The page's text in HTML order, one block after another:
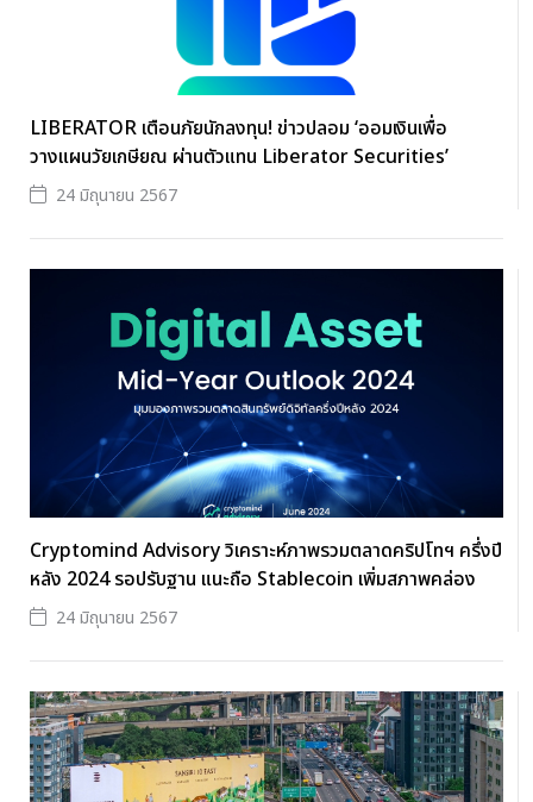
LIBERATOR เตือนภัยนักลงทุน! ข่าวปลอม ‘ออมเงินเพื่อ
วางแผนวัยเกษียณ ผ่านตัวแทน Liberator Securities’
24 มิถุนายน 2567
Cryptomind Advisory วิเคราะห์ภาพรวมตลาดคริปโทฯ ครึ่งปี
หลัง 2024 รอปรับฐาน แนะถือ Stablecoin เพิ่มสภาพคล่อง
24 มิถุนายน 2567